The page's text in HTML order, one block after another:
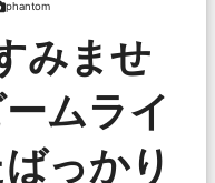
phantom
みませ
ムライ
っかり